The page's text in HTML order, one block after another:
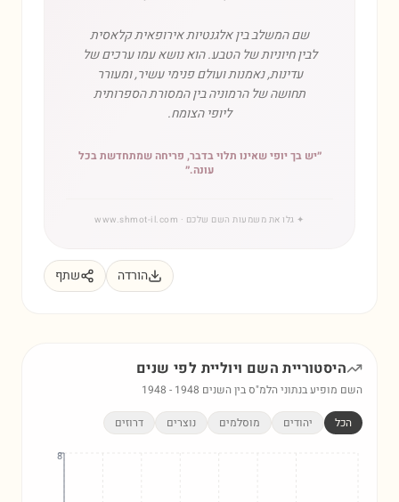
שם המשלב בין אלגנטיות אירופאית קלאסית
לבין חיוניות של הטבע. הוא נושא עמו ערכים של
עדינות, נאמנות ועולם פנימי עשיר, ומעורר
תחושה של הרמוניה בין המסורת הספרותית
ליופי הצומח.
״יש בך יופי שאינו תלוי בדבר, פריחה שמתחדשת בכל
עונה.״
✦ גלו את משמעות השם שלכם · www.shmot-il.com
הורדה שתף
היסטוריית השם ויוליית לפי שנים
השם מופיע בנתוני הלמ"ס בין השנים 1948 - 1948
הכל יהודים מוסלמים נוצרים דרוזים
8